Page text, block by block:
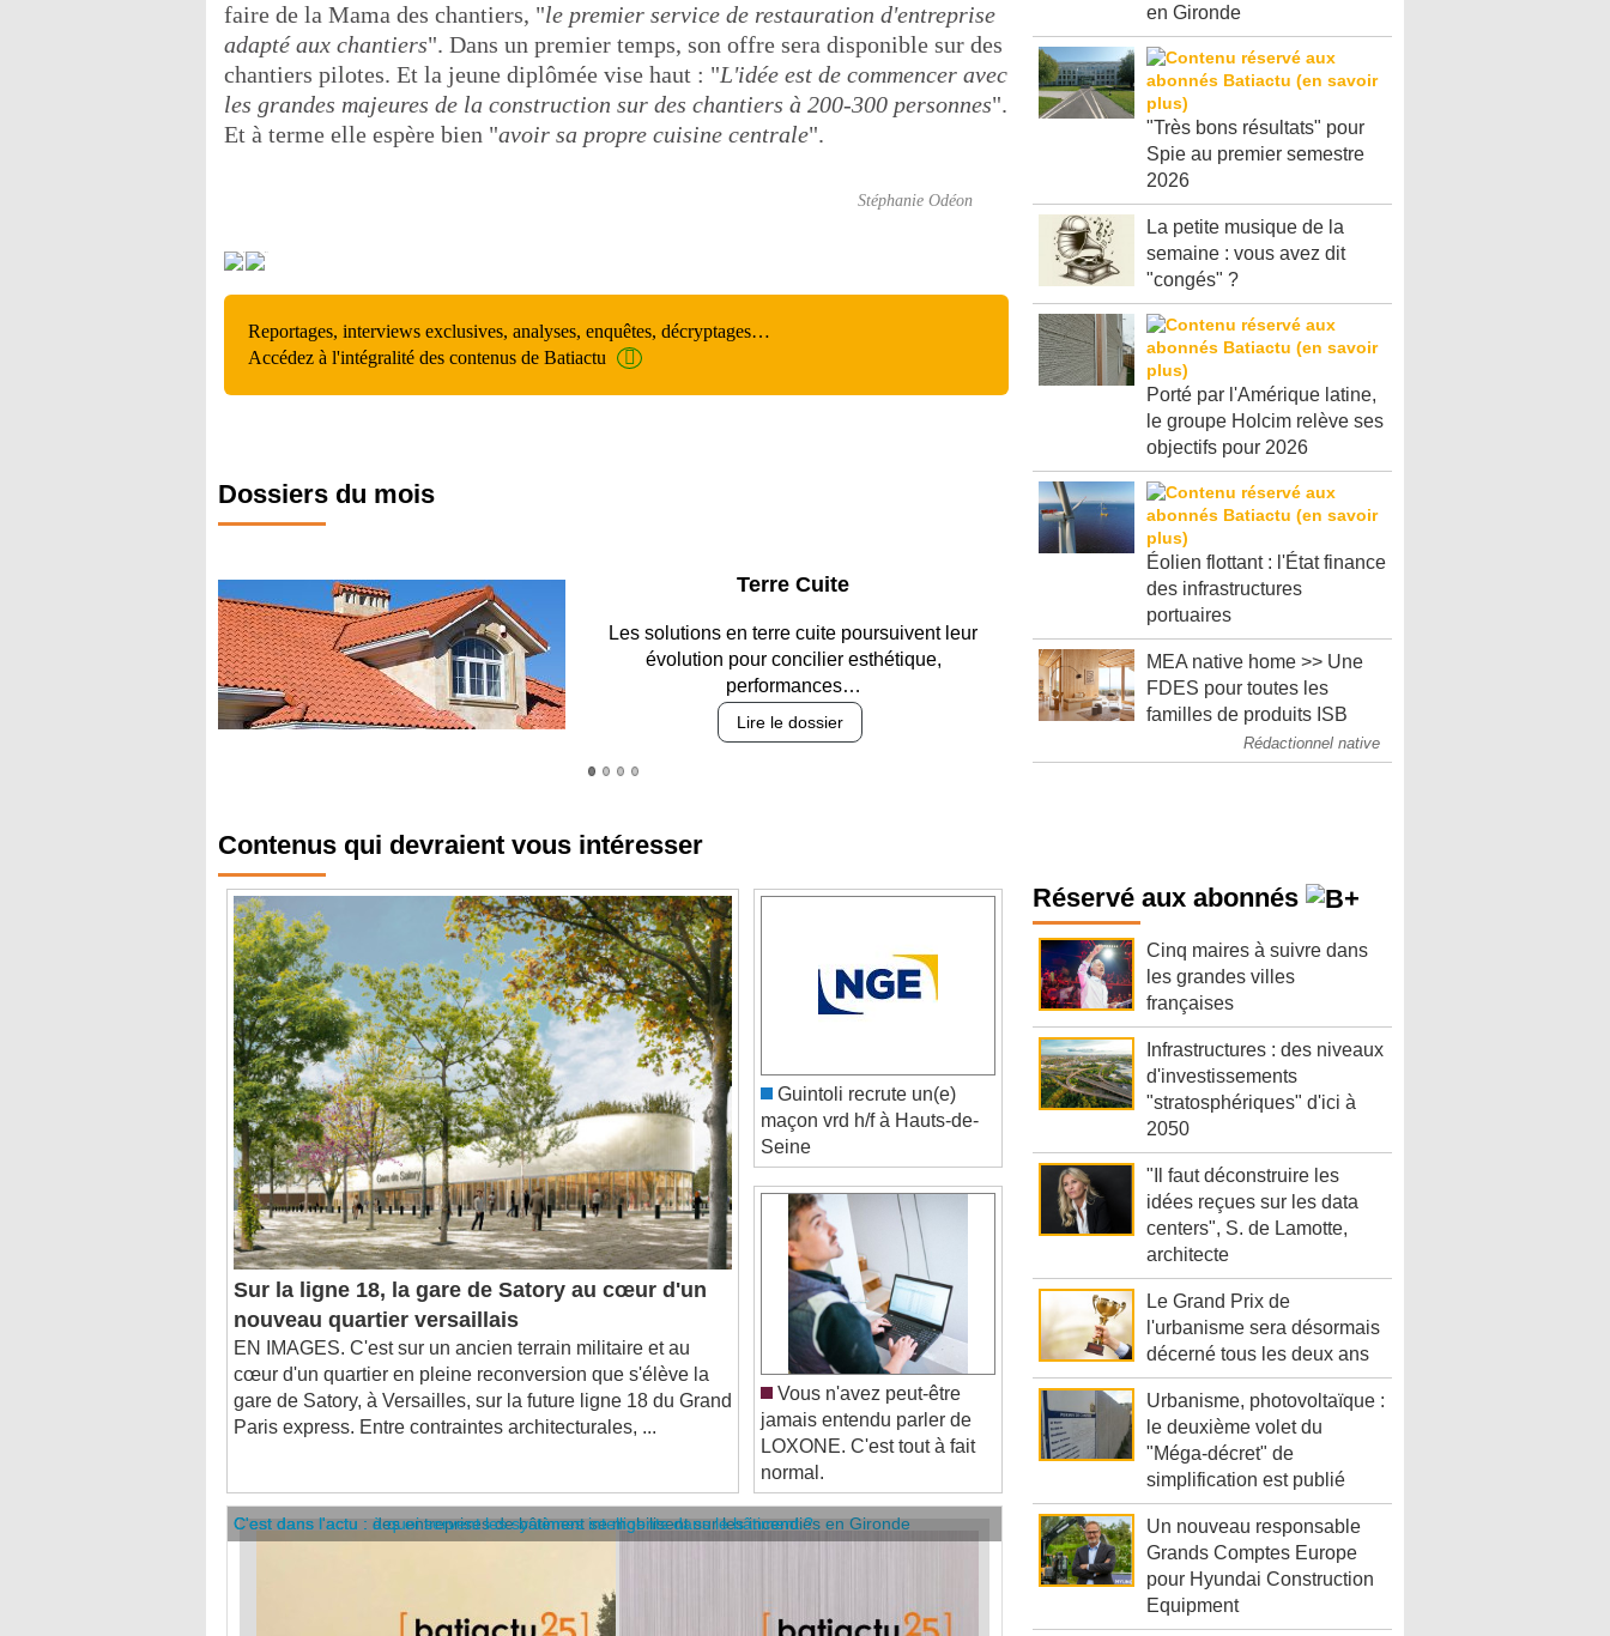
faire de la Mama des chantiers, "le premier service de restauration d'entreprise
adapté aux chantiers". Dans un premier temps, son offre sera disponible sur des
chantiers pilotes. Et la jeune diplômée vise haut : "L'idée est de commencer avec
les grandes majeures de la construction sur des chantiers à 200-300 personnes".
Et à terme elle espère bien "avoir sa propre cuisine centrale".
Stéphanie Odéon
Reportages, interviews exclusives, analyses, enquêtes, décryptages…
Accédez à l'intégralité des contenus de Batiactu
Dossiers du mois
Parking et garages
Entre circulation, sécurisation des accès, durabilité
des revêtements et intégration…
Lire le dossier
Sur la ligne 18, la gare de Satory au cœur d'un
nouveau quartier versaillais
EN IMAGES. C'est sur un ancien terrain militaire et au
cœur d'un quartier en pleine reconversion que s'élève la
gare de Satory, à Versailles, sur la future ligne 18 du Grand
Paris express. Entre contraintes architecturales, ...
maçon vrd h/f à Hauts-de-
Seine
Vous n'avez peut-être
jamais entendu parler de
LOXONE. C'est tout à fait
normal.
C'est dans l'actu : des entreprises de bâtiment se mobilisent sur les incendies en Gironde
C'est dans l'actu : à quoi servent les systèmes intelligents dans le bâtiment ?
en Gironde
"Très bons résultats" pour
Spie au premier semestre
2026
La petite musique de la
semaine : vous avez dit
"congés" ?
Porté par l'Amérique latine,
le groupe Holcim relève ses
objectifs pour 2026
Éolien flottant : l'État finance
des infrastructures
portuaires
MEA native home >> Une
FDES pour toutes les
familles de produits ISB
Rédactionnel native
Réservé aux abonnés
Cinq maires à suivre dans
les grandes villes
françaises
Infrastructures : des niveaux
d'investissements
"stratosphériques" d'ici à
2050
"Il faut déconstruire les
idées reçues sur les data
centers", S. de Lamotte,
architecte
Le Grand Prix de
l'urbanisme sera désormais
décerné tous les deux ans
Urbanisme, photovoltaïque :
le deuxième volet du
"Méga-décret" de
simplification est publié
Un nouveau responsable
Grands Comptes Europe
pour Hyundai Construction
Equipment